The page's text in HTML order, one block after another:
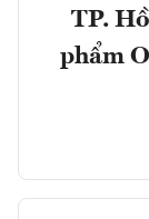
TP.
phẩm